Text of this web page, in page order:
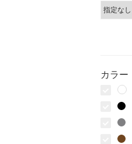
カラー